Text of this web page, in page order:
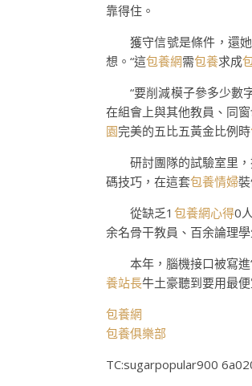
靠得住。
獲守信號是條件，還
想。“這包養網需包養求成
“要削減模子參多少數
在組會上與其他教員、同
園完美的五比五黃金比例時
研討團隊的試驗室里
碼技巧，在這套包養情婦
從缺乏1 包養網心得0
余名骨干教員、百余論理學
本年，腦機接口被寫進
養站長牛土豪聽到要用最
包養網
包養俱樂部
TC:sugarpopular900